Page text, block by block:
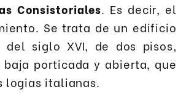
Consistoriales. Es decir, el
Se trata de un edificio
del siglo XVI, de dos pisos,
porticada y abierta, que
logias italianas.